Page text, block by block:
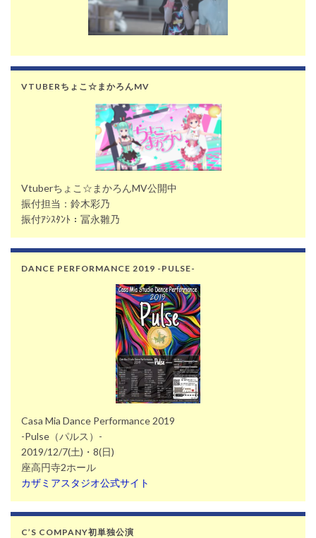
VTUBERちょこ☆まかろんMV
Vtuberちょこ☆まかろんMV公開中
振付担当：鈴木彩乃
振付ｱｼｽﾀﾝﾄ：冨永雛乃
DANCE PERFORMANCE 2019 -PULSE-
Casa Mia Dance Performance 2019
-Pulse（パルス）-
2019/12/7(土)・8(日)
座高円寺2ホール
カザミアスタジオ公式サイト
C’S COMPANY初単独公演